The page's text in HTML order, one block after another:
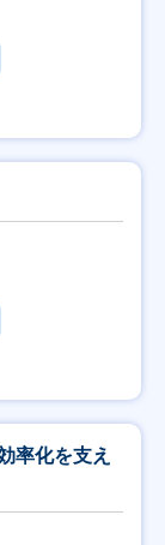
率化を支え